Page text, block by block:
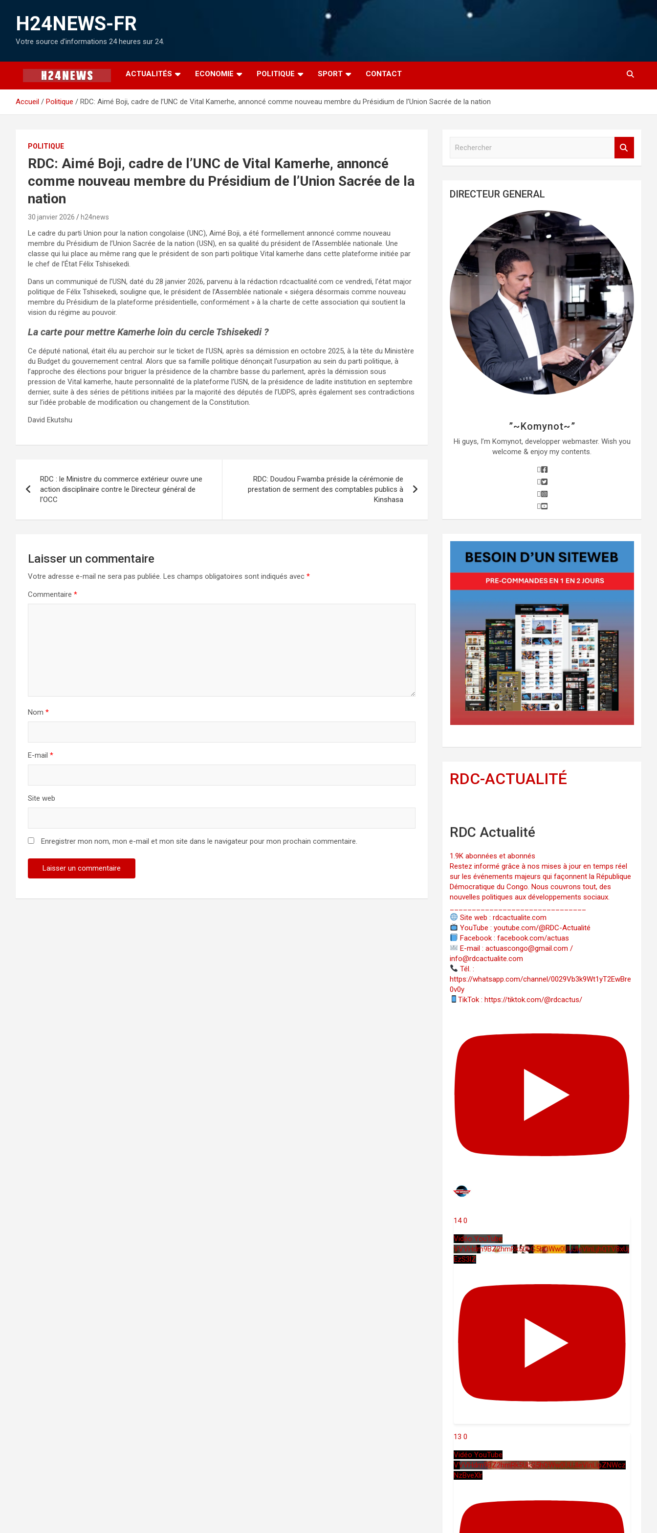
H24NEWS-FR
Votre source d'informations 24 heures sur 24.
ACTUALITÉS ECONOMIE POLITIQUE SPORT CONTACT
Accueil Politique RDC: Aimé Boji, cadre de l’UNC de Vital Kamerhe, annoncé comme nouveau membre du Présidium de l’Union Sacrée de la nation
POLITIQUE
RDC: Aimé Boji, cadre de l’UNC de Vital Kamerhe, annoncé
comme nouveau membre du Présidium de l’Union Sacrée de la
nation
30 janvier 2026 h24news
Le cadre du parti Union pour la nation congolaise (UNC), Aimé Boji, a été formellement annoncé comme nouveau
membre du Présidium de l’Union Sacrée de la nation (USN), en sa qualité du président de l’Assemblée nationale. Une
classe qui lui place au même rang que le président de son parti politique Vital kamerhe dans cette plateforme initiée par
le chef de l’État Félix Tshisekedi.
Dans un communiqué de l’USN, daté du 28 janvier 2026, parvenu à la rédaction rdcactualité.com ce vendredi, l’état major
politique de Félix Tshisekedi, souligne que, le président de l’Assemblée nationale « siégera désormais comme nouveau
membre du Présidium de la plateforme présidentielle, conformément » à la charte de cette association qui soutient la
vision du régime au pouvoir.
La carte pour mettre Kamerhe loin du cercle Tshisekedi ?
Ce député national, était élu au perchoir sur le ticket de l’USN, après sa démission en octobre 2025, à la tête du Ministère
du Budget du gouvernement central. Alors que sa famille politique dénonçait l’usurpation au sein du parti politique, à
l’approche des élections pour briguer la présidence de la chambre basse du parlement, après la démission sous
pression de Vital kamerhe, haute personnalité de la plateforme l’USN, de la présidence de ladite institution en septembre
dernier, suite à des séries de pétitions initiées par la majorité des députés de l’UDPS, après également ses contradictions
sur l’idée probable de modification ou changement de la Constitution.
David Ekutshu
de
RDC : le Ministre du commerce extérieur ouvre une
action disciplinaire contre le Directeur général de
l’OCC
RDC: Doudou Fwamba préside la cérémonie de
prestation de serment des comptables publics à
Kinshasa
Laisser un commentaire
Votre adresse e-mail ne sera pas publiée. Les champs obligatoires sont indiqués avec *
Commentaire *
Nom *
E-mail *
Site web
Enregistrer mon nom, mon e-mail et mon site dans le navigateur pour mon prochain commentaire.
r
DIRECTEUR GENERAL
”~Komynot~”
Hi guys, I’m Komynot, developper webmaster. Wish you
welcome & enjoy my contents.
RDC-ACTUALITÉ
RDC Actualité
1.9K abonnées et abonnés
Restez informé grâce à nos mises à jour en temps réel
sur les événements majeurs qui façonnent la République
Démocratique du Congo. Nous couvrons tout, des
nouvelles politiques aux développements sociaux.
Site web : rdcactualite.com
YouTube : youtube.com/@RDC-Actualité
Facebook : facebook.com/actuas
E-mail : actuascongo@gmail.com /
info@rdcactualite.com
Tél. : ‪‪‪‪‪‪‪‪‪‪‪‪‪‪‪‪‪‪‪‪‪‪‪‪‪‪‪‪‪‪‪‪
https://whatsapp.com/channel/0029Vb3k9Wt1yT2EwBre
0v0y
TikTok : https://tiktok.com/@rdcactus/
14 0
Vidéo YouTube
VVVHdm9BZ2hmRk5UbG5hOWw0UUJleVlnLjhQTV8xUj
EzS3lZ
13 0
Vidéo YouTube
VVVHdm9BZ2hmRk5UbG5hOWw0UUJleVlnLlpZNWcz
NzBveXlr